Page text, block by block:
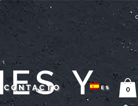
CONTACTO ES 0
Y